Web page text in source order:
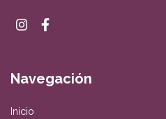
Navegación
Inicio